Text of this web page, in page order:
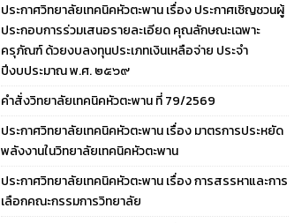
ประกาศวิทยาลัยเทคนิคหัวตะพาน เรื่อง ประกาศเชิญชวนผู้
ประกอบการร่วมเสนอรายละเอียด คุณลักษณะเฉพาะ
ครุภัณฑ์ ด้วยงบลงทุนประเภทเงินเหลือจ่าย ประจํา
ปีงบประมาณ พ.ศ. ๒๕๖๙
คำสั่งวิทยาลัยเทคนิคหัวตะพาน ที่ 79/2569
ประกาศวิทยาลัยเทคนิคหัวตะพาน เรื่อง มาตรการประหยัด
พลังงานในวิทยาลัยเทคนิคหัวตะพาน
ประกาศวิทยาลัยเทคนิคหัวตะพาน เรื่อง การสรรหาและการ
เลือกคณะกรรมการวิทยาลัย